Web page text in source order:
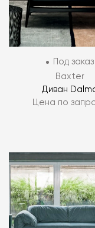
Под заказ
Baxter
Диван
Цена по